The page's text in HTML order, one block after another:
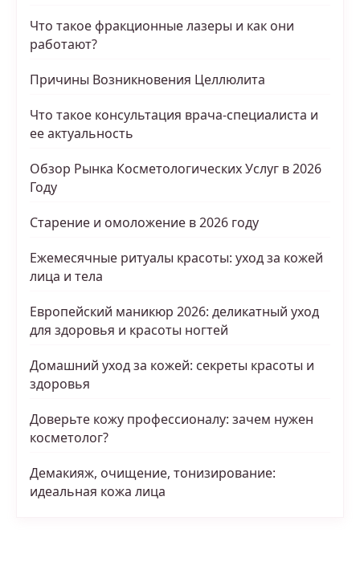
Что такое фракционные лазеры и как они
работают?
Причины Возникновения Целлюлита
Что такое консультация врача-специалиста и
ее актуальность
Обзор Рынка Косметологических Услуг в 2026
Году
Старение и омоложение в 2026 году
Ежемесячные ритуалы красоты: уход за кожей
лица и тела
Европейский маникюр 2026: деликатный уход
для здоровья и красоты ногтей
Домашний уход за кожей: секреты красоты и
здоровья
Доверьте кожу профессионалу: зачем нужен
косметолог?
Демакияж, очищение, тонизирование:
идеальная кожа лица